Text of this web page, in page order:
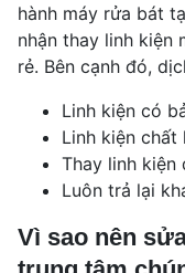
hành máy rửa bát
nhận thay linh kiện
rẻ. Bên cạnh đó,
Linh kiện có
Linh kiện chất
Thay linh kiện
Luôn trả lại
Vì sao nên